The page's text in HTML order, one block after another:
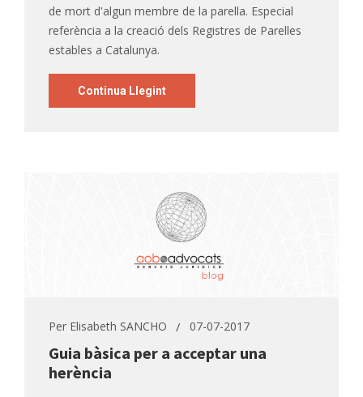
de mort d'algun membre de la parella. Especial
referència a la creació dels Registres de Parelles
estables a Catalunya.
Continua Llegint
Per Elisabeth SANCHO 07-07-2017
Guia bàsica per a acceptar una
herència